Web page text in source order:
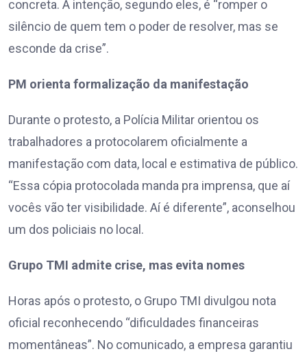
concreta. A intenção, segundo eles, é “romper o
silêncio de quem tem o poder de resolver, mas se
esconde da crise”.
PM orienta formalização da manifestação
Durante o protesto, a Polícia Militar orientou os
trabalhadores a protocolarem oficialmente a
manifestação com data, local e estimativa de público.
“Essa cópia protocolada manda pra imprensa, que aí
vocês vão ter visibilidade. Aí é diferente”, aconselhou
um dos policiais no local.
Grupo TMI admite crise, mas evita nomes
Horas após o protesto, o Grupo TMI divulgou nota
oficial reconhecendo “dificuldades financeiras
momentâneas”. No comunicado, a empresa garantiu